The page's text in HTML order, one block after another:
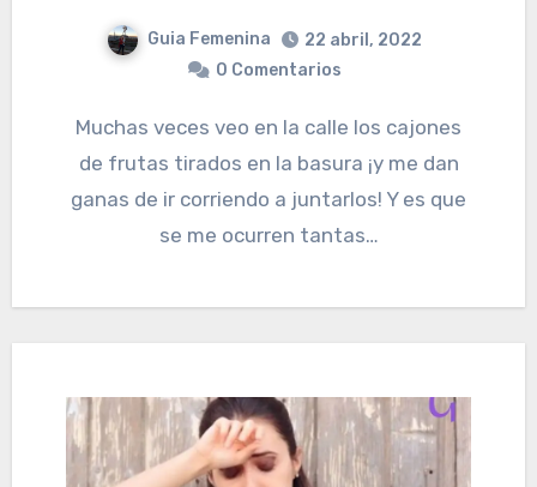
Guia Femenina
22 abril, 2022
0 Comentarios
Muchas veces veo en la calle los cajones
de frutas tirados en la basura ¡y me dan
ganas de ir corriendo a juntarlos! Y es que
se me ocurren tantas…